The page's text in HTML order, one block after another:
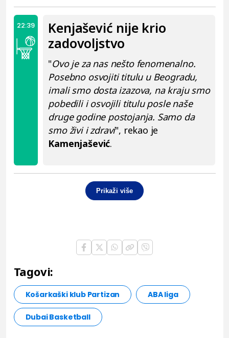
22:39
Kenjašević nije krio
zadovoljstvo
"Ovo je za nas nešto fenomenalno.
Posebno osvojiti titulu u Beogradu,
imali smo dosta izazova, na kraju smo
pobedili i osvojili titulu posle naše
druge godine postojanja. Samo da
smo živi i zdravi", rekao je
Kamenjašević.
Prikaži više
Tagovi:
Košarkaški klub Partizan ABA liga
Dubai Basketball